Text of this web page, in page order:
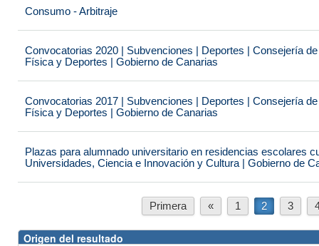
Consumo - Arbitraje
Convocatorias 2020 | Subvenciones | Deportes | Consejería
Física y Deportes | Gobierno de Canarias
Convocatorias 2017 | Subvenciones | Deportes | Consejería
Física y Deportes | Gobierno de Canarias
Plazas para alumnado universitario en residencias escolares
Universidades, Ciencia e Innovación y Cultura | Gobierno de
Primera « 1 2 3
Origen del resultado